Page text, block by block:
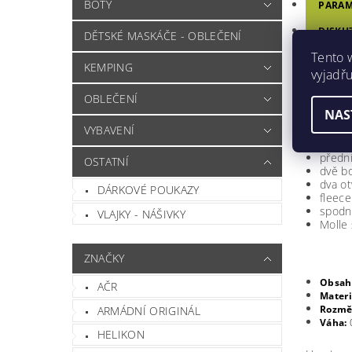
BOTY
DĚTSKÉ MASKÁČE - OBLEČENÍ
KEMPING
OBLEČENÍ
VYBAVENÍ
OSTATNÍ
DÁRKOVÉ POUKAZY
VLAJKY - NÁŠIVKY
ZNAČKY
AČR
ARMÁDNÍ ORIGINÁL
HELIKON
Batoh
tenký
dvě
dva
Molle
Váha:
Tento